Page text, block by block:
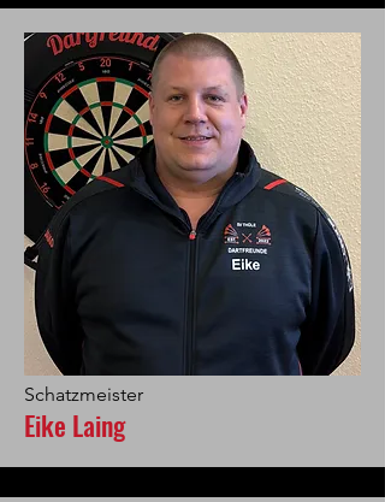
Schatzmeister
Eike Laing